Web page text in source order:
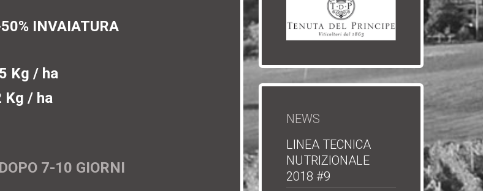
INVAIATURA
Kg / ha
Kg / ha
7-10 GIORNI
NEWS
LINEA TECNICA
NUTRIZIONALE
2018 #9